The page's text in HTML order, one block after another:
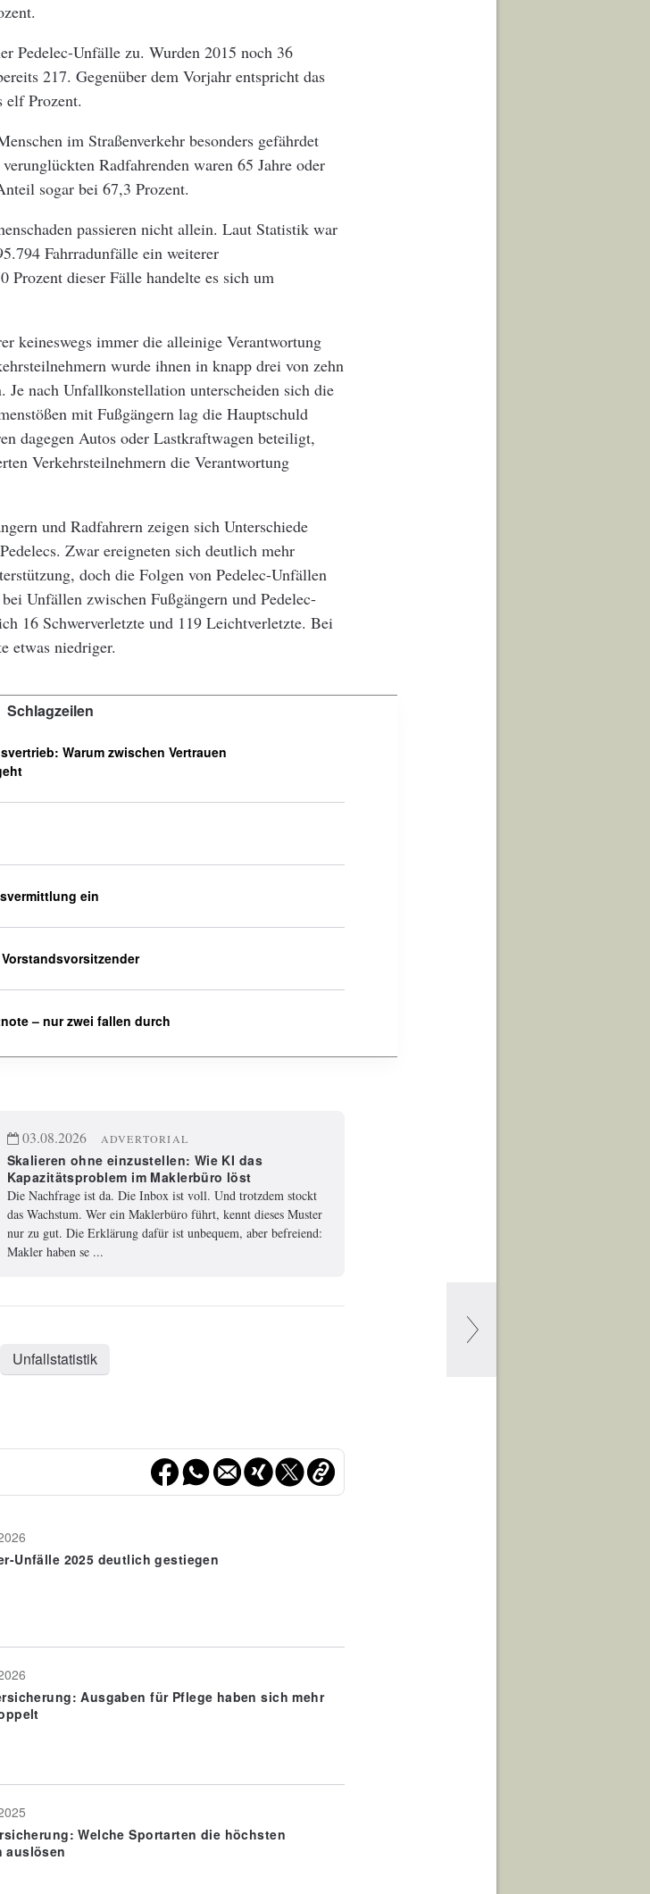
Pedelec-Unfälle zu. Wurden 2015 noch 36
217. Gegenüber dem Vorjahr entspricht das
elf Prozent.
im Straßenverkehr besonders gefährdet
Radfahrenden waren 65 Jahre oder
sogar bei 67,3 Prozent.
passieren nicht allein. Laut Statistik war
Fahrradunfälle ein weiterer
dieser Fälle handelte es sich um
keineswegs immer die alleinige Verantwortung
wurde ihnen in knapp drei von zehn
Je nach Unfallkonstellation unterscheiden sich die
mit Fußgängern lag die Hauptschuld
dagegen Autos oder Lastkraftwagen beteiligt,
Verkehrsteilnehmern die Verantwortung
und Radfahrern zeigen sich Unterschiede
Zwar ereigneten sich deutlich mehr
doch die Folgen von Pedelec-Unfällen
Unfällen zwischen Fußgängern und Pedelec-
16 Schwerverletzte und 119 Leichtverletzte. Bei
etwas niedriger.
Schlagzeilen
Warum zwischen Vertrauen
ein
– nur zwei fallen durch
03.08.2026 ADVERTORIAL
Skalieren ohne einzustellen: Wie KI das
Kapazitätsproblem im Maklerbüro löst
Die Nachfrage ist da. Die Inbox ist voll. Und trotzdem stockt
das Wachstum. Wer ein Maklerbüro führt, kennt dieses Muster
nur zu gut. Die Erklärung dafür ist unbequem, aber befreiend:
Makler haben se ...
Unfallstatistik
Unfälle 2025 deutlich gestiegen
Ausgaben für Pflege haben sich mehr
Welche Sportarten die höchsten
auslösen